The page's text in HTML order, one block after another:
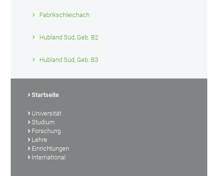
Fabrikschleichach
Hubland Süd, Geb. B2
Hubland Süd, Geb. B3
Startseite
Universität
Studium
Forschung
Lehre
Einrichtungen
International